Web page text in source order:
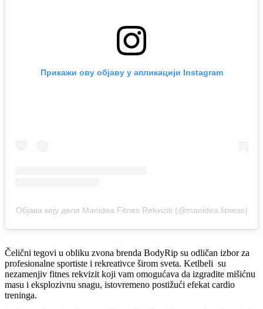
Прикажи ову објаву у апликацији Instagram
Објава коју дели Manidea Fitnes Rekviziti (@manidea.fitness)
Čelični tegovi u obliku zvona brenda BodyRip su odličan izbor za
profesionalne sportiste i rekreativce širom sveta. Ketlbeli su
nezamenjiv fitnes rekvizit koji vam omogućava da izgradite mišićnu
masu i eksplozivnu snagu, istovremeno postižući efekat cardio
treninga.